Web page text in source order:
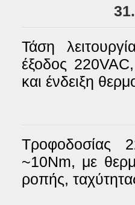
Τάση
έξοδος
και ένδειξη
Τροφοδοσίας
~10Nm, με
ροπής,